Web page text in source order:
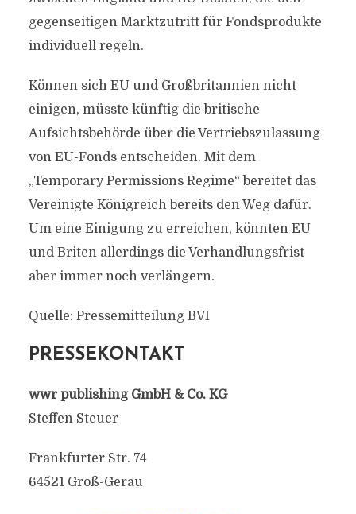
gegenseitigen Marktzutritt für Fondsprodukte
individuell regeln.
Können sich EU und Großbritannien nicht
einigen, müsste künftig die britische
Aufsichtsbehörde über die Vertriebszulassung
von EU-Fonds entscheiden. Mit dem
„Temporary Permissions Regime“ bereitet das
Vereinigte Königreich bereits den Weg dafür.
Um eine Einigung zu erreichen, könnten EU
und Briten allerdings die Verhandlungsfrist
aber immer noch verlängern.
Quelle: Pressemitteilung BVI
PRESSEKONTAKT
wwr publishing GmbH & Co. KG
Steffen Steuer
Frankfurter Str. 74
64521 Groß-Gerau